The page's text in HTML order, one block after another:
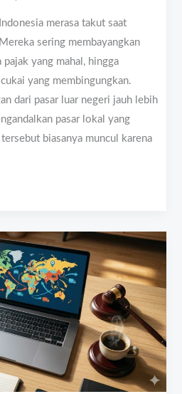
merasa takut saat
sering membayangkan
yang mahal, hingga
yang membingungkan.
dari pasar luar negeri jauh lebih
pasar lokal yang
biasanya muncul karena